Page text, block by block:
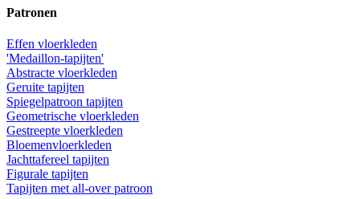
Patronen
Effen vloerkleden
'Medaillon-tapijten'
Abstracte vloerkleden
Geruite tapijten
Spiegelpatroon tapijten
Geometrische vloerkleden
Gestreepte vloerkleden
Bloemenvloerkleden
Jachttafereel tapijten
Figurale tapijten
Tapijten met all-over patroon